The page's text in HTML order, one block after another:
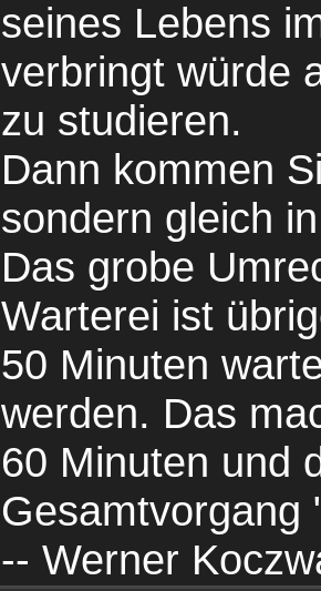
seines Lebens
verbringt würde
zu studieren.
Dann kommen
sondern gleich
Das grobe
Warterei ist
50 Minuten
werden. Das
60 Minuten und
Gesamtvorgang
-- Werner